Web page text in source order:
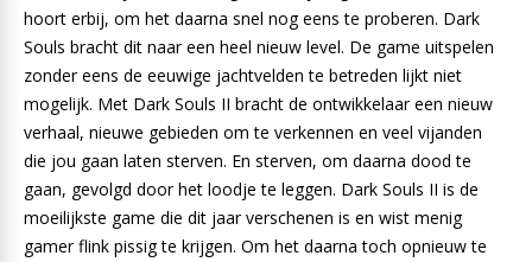
hoort erbij, om het daarna snel nog eens te proberen. Dark
Souls bracht dit naar een heel nieuw level. De game uitspelen
zonder eens de eeuwige jachtvelden te betreden lijkt niet
mogelijk. Met Dark Souls II bracht de ontwikkelaar een nieuw
verhaal, nieuwe gebieden om te verkennen en veel vijanden
die jou gaan laten sterven. En sterven, om daarna dood te
gaan, gevolgd door het loodje te leggen. Dark Souls II is de
moeilijkste game die dit jaar verschenen is en wist menig
gamer flink pissig te krijgen. Om het daarna toch opnieuw te